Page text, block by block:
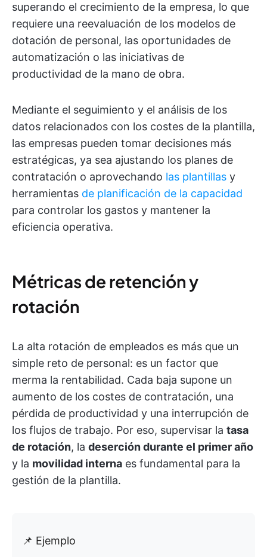
superando el crecimiento de la empresa, lo que
requiere una reevaluación de los modelos de
dotación de personal, las oportunidades de
automatización o las iniciativas de
productividad de la mano de obra.
Mediante el seguimiento y el análisis de los
datos relacionados con los costes de la plantilla,
las empresas pueden tomar decisiones más
estratégicas, ya sea ajustando los planes de
contratación o aprovechando las plantillas y
herramientas de planificación de la capacidad
para controlar los gastos y mantener la
eficiencia operativa.
Métricas de retención y
rotación
La alta rotación de empleados es más que un
simple reto de personal: es un factor que
merma la rentabilidad. Cada baja supone un
aumento de los costes de contratación, una
pérdida de productividad y una interrupción de
los flujos de trabajo. Por eso, supervisar la tasa
de rotación, la deserción durante el primer año
y la movilidad interna es fundamental para la
gestión de la plantilla.
📌 Ejemplo